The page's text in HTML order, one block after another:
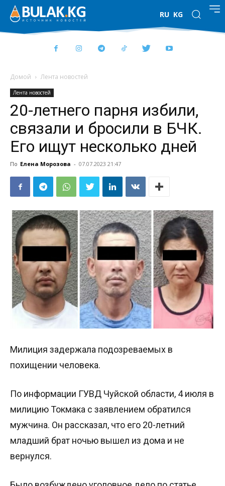
RU KG
Домой Лента новостей
Лента новостей
20-летнего парня избили,
связали и бросили в БЧК.
Его ищут несколько дней
По Елена Морозова - 07.07.2023 21:47
Милиция задержала подозреваемых в
похищении человека.
По информации ГУВД Чуйской области, 4 июля в
милицию Токмака с заявлением обратился
мужчина. Он рассказал, что его 20-летний
младший брат ночью вышел из дома и не
вернулся.